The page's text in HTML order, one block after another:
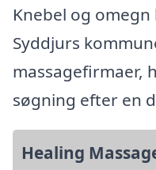
Knebel og
Syddjurs
massagefirmaer,
søgning efter en
Healing